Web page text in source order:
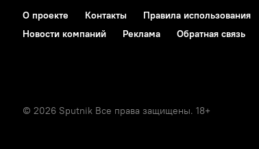
О проекте Контакты Правила использования
Новости компаний
Реклама Обратная связь
© 2026 Sputnik Все права защищены. 18+